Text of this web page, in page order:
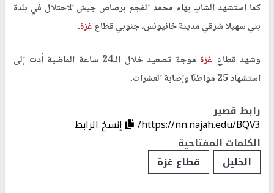
كما استشهد الشاب بهاء محمد الفجم برصاص جيش الاحتلال في بلدة
بني سهيلا شرقي مدينة خانيونس، جنوبي قطاعغزة.
وشهد قطاع غزة
موجة تصعيد خلال الـ24 ساعة الماضية أدت إلى
استشهاد 25 مواطنًا وإصابة العشرات.
رابط قصير
https://nn.najah.edu/BQV3/
إنسخ الرابط
الكلمات المفتاحية
الخليل
قطاع غزة